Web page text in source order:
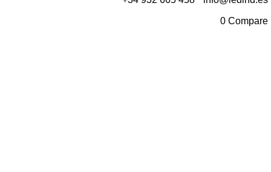
0 Compare